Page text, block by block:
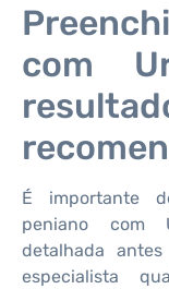
com
É importante
peniano com
detalhada
especialista